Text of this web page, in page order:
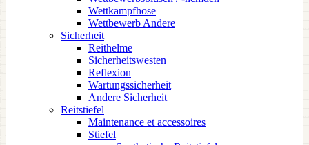
Wettkampfhose
Wettbewerb Andere
Sicherheit
Reithelme
Sicherheitswesten
Reflexion
Wartungssicherheit
Andere Sicherheit
Reitstiefel
Maintenance et accessoires
Stiefel